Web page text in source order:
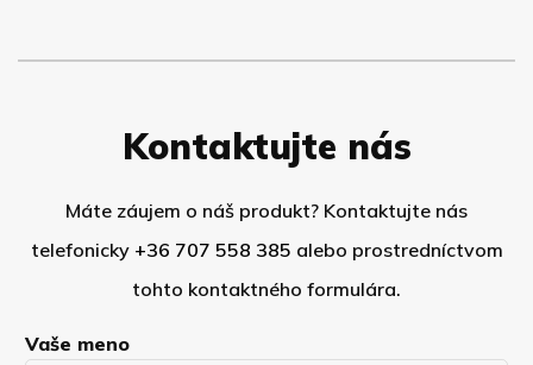
Kontaktujte nás
Máte záujem o náš produkt? Kontaktujte nás
telefonicky +36 707 558 385 alebo prostredníctvom
tohto kontaktného formulára.
Vaše meno